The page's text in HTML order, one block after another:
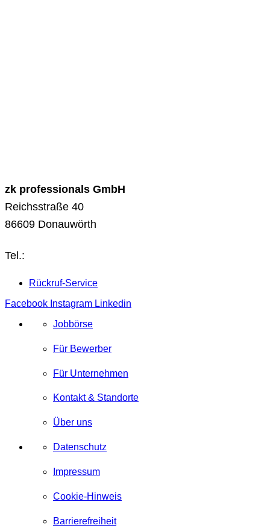
zk professionals GmbH
Reichsstraße 40
86609 Donauwörth
Tel.:
Rückruf-Service
Facebook Instagram Linkedin
Jobbörse
Für Bewerber
Für Unternehmen
Kontakt & Standorte
Über uns
Datenschutz
Impressum
Cookie-Hinweis
Barrierefreiheit